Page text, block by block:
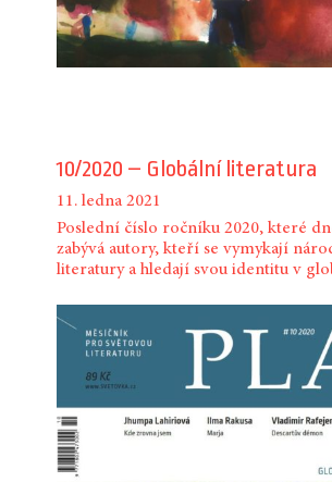
10/2020 – Globální literatura
11. ledna 2021
Poslední číslo ročníku 2020, které
zabývá autory, kteří se vymykají
literatury a hledají svou identitu v